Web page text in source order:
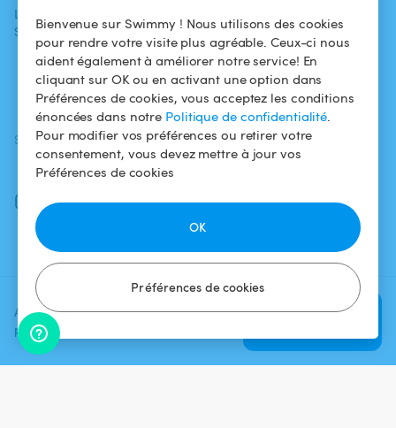
Bienvenue sur Swimmy ! Nous utilisons des cookies
pour rendre votre visite plus agréable. Ceux-ci nous
aident également à améliorer notre service! En
cliquant sur OK ou en activant une option dans
Préférences de cookies, vous acceptez les conditions
énoncées dans notre Politique de confidentialité.
Pour modifier vos préférences ou retirer votre
consentement, vous devez mettre à jour vos
Préférences de cookies
Préférences de cookies
OK
Ajoutez une date et un créneau
pour voir le prix
Vérifier la
L'aventure
Swimmy
Louer ma piscine
Comment ça
marche ?
confidentialité
Mentions légales
SUIVEZ-NOUS
Facebook
Instagram
TÉLÉCHARGEZ L'APP